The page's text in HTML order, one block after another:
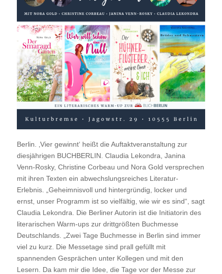
Berlin. ‚Vier gewinnt‘ heißt die Auftaktveranstaltung zur
diesjährigen BUCHBERLIN. Claudia Lekondra, Janina
Venn-Rosky, Christine Corbeau und Nora Gold versprechen
mit ihren Texten ein abwechslungsreiches Literatur-
Erlebnis. „Geheimnisvoll und hintergründig, locker und
ernst, unser Programm ist so vielfältig, wie wir es sind“, sagt
Claudia Lekondra. Die Berliner Autorin ist die Initiatorin des
literarischen Warm-ups zur drittgrößten Buchmesse
Deutschlands. „Zwei Tage Buchmesse in Berlin sind immer
viel zu kurz. Die Messetage sind prall gefüllt mit
spannenden Gesprächen unter Kollegen und mit den
Lesern. Da kam mir die Idee, die Tage vor der Messe zur